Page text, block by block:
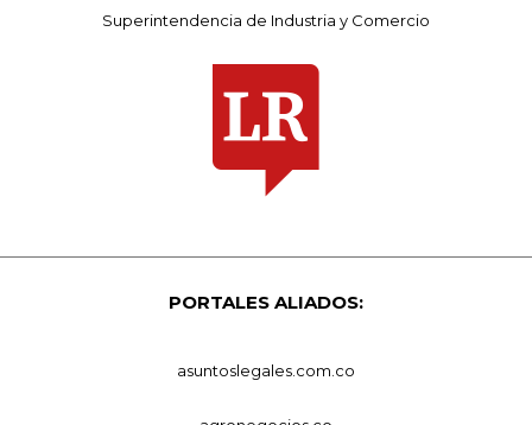
Superintendencia de Industria y Comercio
PORTALES ALIADOS:
asuntoslegales.com.co